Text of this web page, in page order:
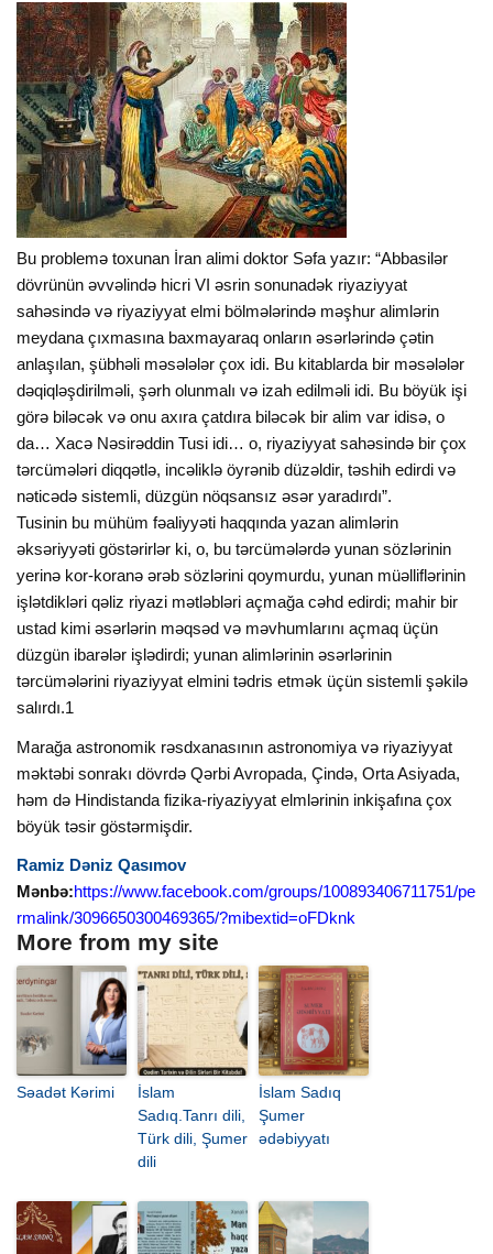
Bu problemə toxunan İran alimi doktor Səfa yazır: “Abbasilər
dövrünün əvvəlində hicri VI əsrin sonunadək riyaziyyat
sahəsində və riyaziyyat elmi bölmələrində məşhur alimlərin
meydana çıxmasına baxmayaraq onların əsərlərində çətin
anlaşılan, şübhəli məsələlər çox idi. Bu kitablarda bir məsələlər
dəqiqləşdirilməli, şərh olunmalı və izah edilməli idi. Bu böyük işi
görə biləcək və onu axıra çatdıra biləcək bir alim var idisə, o
da… Xacə Nəsirəddin Tusi idi… o, riyaziyyat sahəsində bir çox
tərcümələri diqqətlə, incəliklə öyrənib düzəldir, təshih edirdi və
nəticədə sistemli, düzgün nöqsansız əsər yaradırdı”.
Tusinin bu mühüm fəaliyyəti haqqında yazan alimlərin
əksəriyyəti göstərirlər ki, o, bu tərcümələrdə yunan sözlərinin
yerinə kor-koranə ərəb sözlərini qoymurdu, yunan müəlliflərinin
işlətdikləri qəliz riyazi mətləbləri açmağa cəhd edirdi; mahir bir
ustad kimi əsərlərin məqsəd və məvhumlarını açmaq üçün
düzgün ibarələr işlədirdi; yunan alimlərinin əsərlərinin
tərcümələrini riyaziyyat elmini tədris etmək üçün sistemli şəkilə
salırdı.1
Marağa astronomik rəsdxanasının astronomiya və riyaziyyat
məktəbi sonrakı dövrdə Qərbi Avropada, Çində, Orta Asiyada,
həm də Hindistanda fizika-riyaziyyat elmlərinin inkişafına çox
böyük təsir göstərmişdir.
Ramiz Dəniz Qasımov
Mənbə:https://www.facebook.com/groups/100893406711751/pe
rmalink/3096650300469365/?mibextid=oFDknk
More from my site
Səadət Kərimi
İslam
Sadıq.Tanrı dili,
Türk dili, Şumer
dili
İslam Sadıq
Şumer
ədəbiyyatı